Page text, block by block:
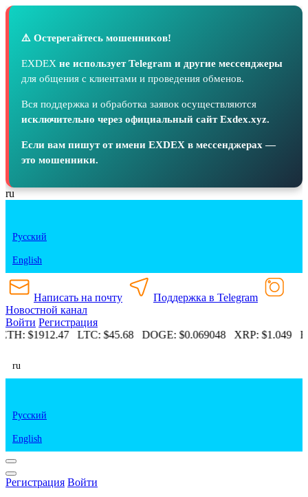
⚠️ Остерегайтесь мошенников!
EXDEX не использует Telegram и другие мессенджеры
для общения с клиентами и проведения обменов.
Вся поддержка и обработка заявок осуществляются
исключительно через официальный сайт Exdex.xyz.
Если вам пишут от имени EXDEX в мессенджерах —
это мошенники.
ru
Русский
English
Написать на почту
Поддержка в Telegram
Новостной канал
Войти Регистрация
$1912.47 LTC:$45.68 DOGE:$0.069048 XRP:$1.049
ru
Русский
English
Регистрация Войти